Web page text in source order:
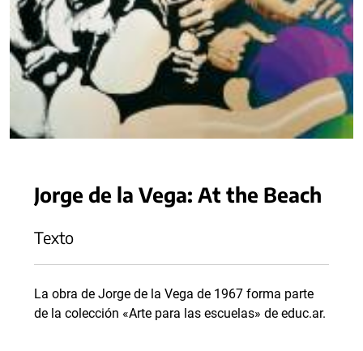
Jorge de la Vega: At the Beach
Texto
La obra de Jorge de la Vega de 1967 forma parte
de la colección «Arte para las escuelas» de educ.ar.